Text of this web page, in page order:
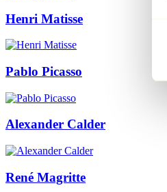
Henri Matisse
Pablo Picasso
Alexander Calder
René Magritte